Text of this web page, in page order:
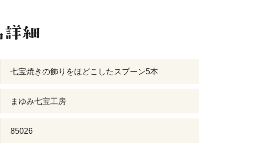
七宝焼きの飾りをほどこしたスプーン5本
まゆみ七宝工房
85026